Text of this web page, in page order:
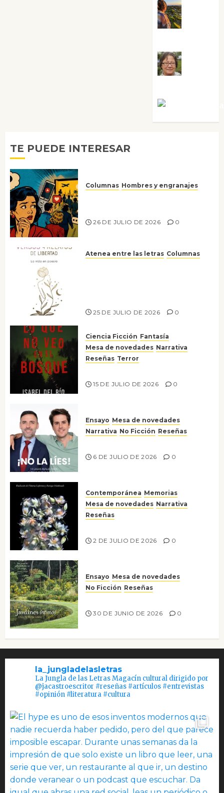
TE PUEDE INTERESAR
Columnas Hombres y engranajes
26 DE JULIO DE 2026 0
Atenea entre las letras Columnas
25 DE JULIO DE 2026 0
Ciencia Ficción Fantasía
Mesa de novedades Narrativa
Reseñas Terror
15 DE JULIO DE 2026 0
Ensayo Mesa de novedades
Narrativa No Ficción Reseñas
6 DE JULIO DE 2026 0
Contemporánea Memorias
Mesa de novedades Narrativa
Reseñas
2 DE JULIO DE 2026 0
Ensayo Mesa de novedades
No Ficción Reseñas
30 DE JUNIO DE 2026 0
la_jungladelasletras
La Jungla de las Letras Magacín cultural dirigido por
@jacastroescritor #reseñas #artículos #entrevistas
#opinión #literatura #cultura